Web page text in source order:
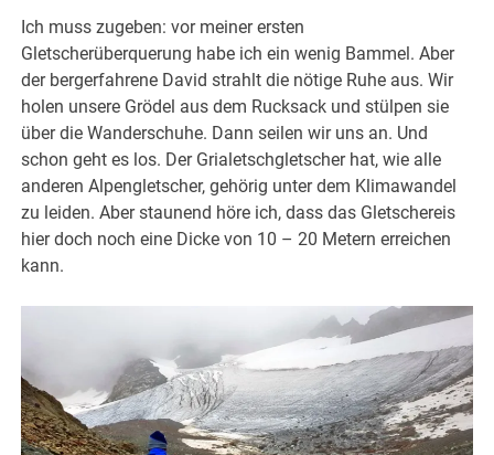
Ich muss zugeben: vor meiner ersten
Gletscherüberquerung habe ich ein wenig Bammel. Aber
der bergerfahrene David strahlt die nötige Ruhe aus. Wir
holen unsere Grödel aus dem Rucksack und stülpen sie
über die Wanderschuhe. Dann seilen wir uns an. Und
schon geht es los. Der Grialetschgletscher hat, wie alle
anderen Alpengletscher, gehörig unter dem Klimawandel
zu leiden. Aber staunend höre ich, dass das Gletschereis
hier doch noch eine Dicke von 10 – 20 Metern erreichen
kann.